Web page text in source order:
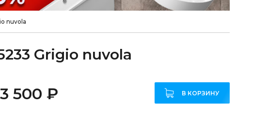
nuvola
Grigio nuvola
500 ₽ В КОРЗИНУ